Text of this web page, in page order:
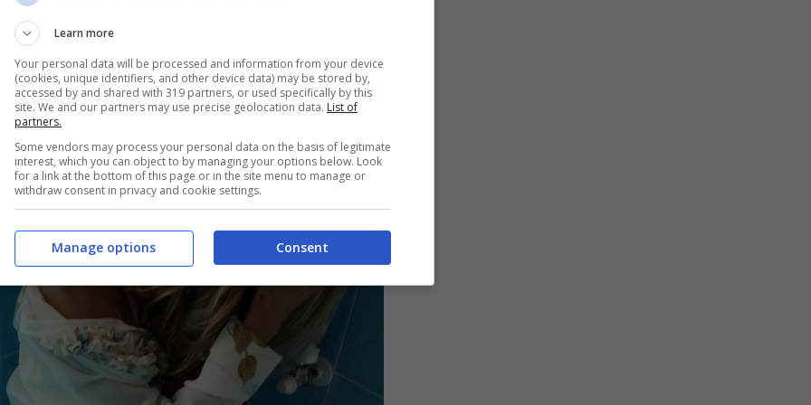
arrestato un tassista
Learn more
Your personal data will be processed and information from your device
(cookies, unique identifiers, and other device data) may be stored by,
accessed by and shared with 319 partners, or used specifically by this
site. We and our partners may use precise geolocation data. List of
partners.
Some vendors may process your personal data on the basis of legitimate
interest, which you can object to by managing your options below. Look
for a link at the bottom of this page or in the site menu to manage or
withdraw consent in privacy and cookie settings.
Consent
Manage options